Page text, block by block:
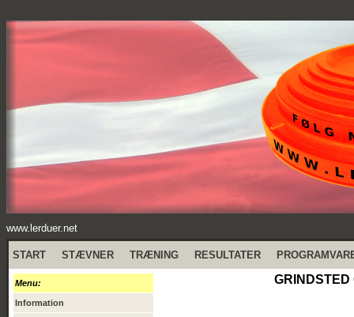
www.lerduer.net
START STÆVNER TRÆNING RESULTATER
Menu:
Information